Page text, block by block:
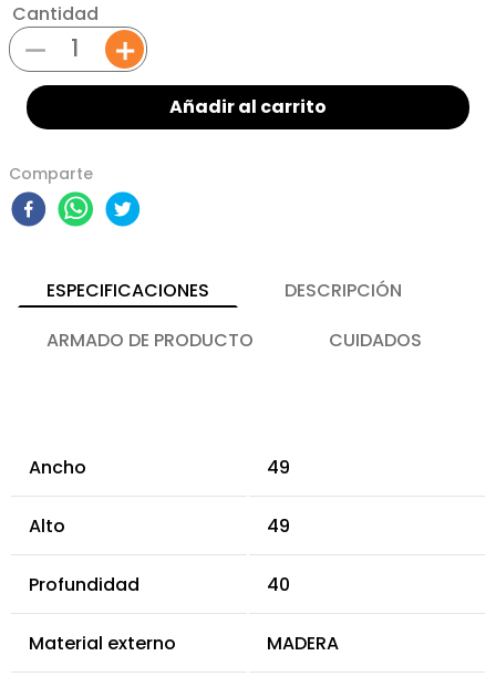
Cantidad
＋
－
Añadir al carrito
Comparte
ESPECIFICACIONES
DESCRIPCIÓN
ARMADO DE PRODUCTO
CUIDADOS
Ancho 49
Alto 49
Profundidad 40
Material externo MADERA